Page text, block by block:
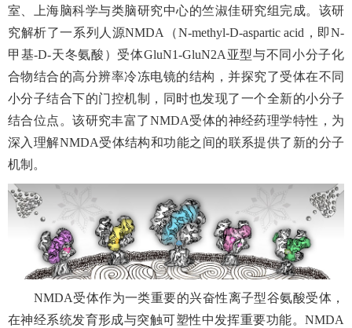
室、上海脑科学与类脑研究中心的竺淑佳研究组完成。该研
究解析了一系列人源NMDA （N-methyl-D-aspartic acid ，即N-
甲基-D-天冬氨酸）受体GluN1-GluN2A 亚型与不同小分子化
合物结合的高分辨率冷冻电镜的结构，并探究了受体在不同
小分子结合下的门控机制，同时也发现了一个全新的小分子
结合位点。该研究丰富了NMDA受体的神经药理学特性，为
深入理解NMDA受体结构和功能之间的联系提供了新的分子
机制。
NMDA受体作为一类重要的兴奋性离子型谷氨酸受体，
在神经系统发育形成与突触可塑性中发挥重要功能。 NMDA